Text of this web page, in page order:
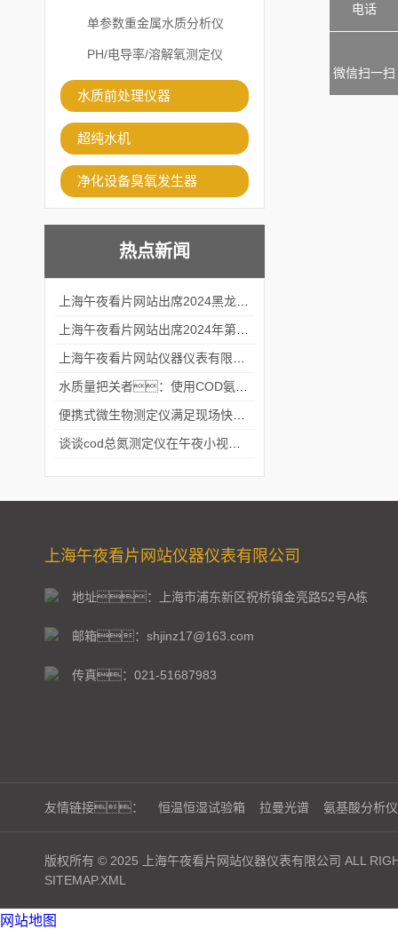
线观看
单参数重金属水质分析仪
PH/电导率/溶解氧测定仪
水质前处理仪器
超纯水机
净化设备臭氧发生器
热点新闻
上海午夜看片网站仪器仪表有限公司
地址：上海市浦东新区祝桥镇金亮路52号A栋
邮箱：shjinz17@163.com
传真：021-51687983
友情链接： 恒温恒湿试验箱 拉曼光谱 氨基酸分析仪
版权所有 © 2025 上海午夜看片网站仪器仪表有限公司 ALL
SITEMAP.XML
电话
微信扫一扫
网站地图